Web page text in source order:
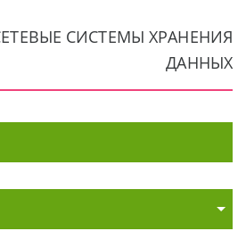
СИСТЕМЫ ХРАНЕНИЯ
ДАННЫХ